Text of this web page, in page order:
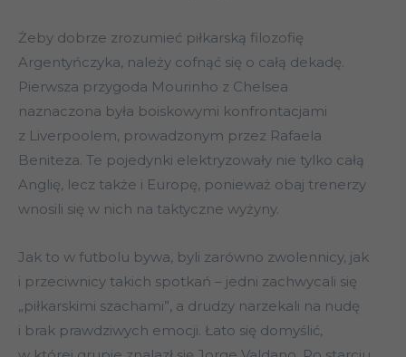
Żeby dobrze zrozumieć piłkarską filozofię
Argentyńczyka, należy cofnąć się o całą dekadę.
Pierwsza przygoda Mourinho z Chelsea
naznaczona była boiskowymi konfrontacjami
z Liverpoolem, prowadzonym przez Rafaela
Beniteza. Te pojedynki elektryzowały nie tylko całą
Anglię, lecz także i Europę, ponieważ obaj trenerzy
wnosili się w nich na taktyczne wyżyny.
Jak to w futbolu bywa, byli zarówno zwolennicy, jak
i przeciwnicy takich spotkań – jedni zachwycali się
„piłkarskimi szachami”, a drudzy narzekali na nudę
i brak prawdziwych emocji. Łato się domyślić,